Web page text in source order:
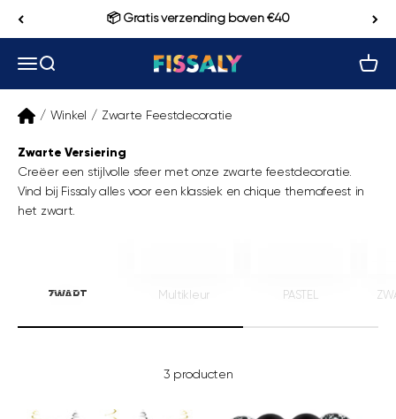
📦 Gratis verzending boven €40
Navigatiemenu openen
Zoeken openen Fissaly
/ Winkel / Zwarte Feestdecoratie
Zwarte Versiering
Creëer een stijlvolle sfeer met onze zwarte feestdecoratie.
Vind bij Fissaly alles voor een klassiek en chique themafeest in
het zwart.
ZWART Multikleur PASTEL
3 producten